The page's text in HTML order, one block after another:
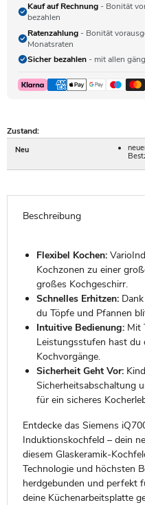
Kauf auf Rechnung - Bonität
bezahlen
Ratenzahlung - Bonität
Monatsraten
Sicher bezahlen - mit allen
Zustand:
Neu
Beschreibung
Flexibel Kochen:
Kochzonen zu einer
großes Kochgeschirr.
Schnelles Erhitzen:Dank
du Töpfe und Pfannen
Intuitive Bedienung:Mit
Leistungsstufen hast du
Kochvorgänge.
Sicherheit Geht Vor:
Sicherheitsabschaltung
für ein sicheres
Entdecke das Siemens
Induktionskochfeld – dein
diesem Glaskeramik-
Technologie und höchsten
herdgebunden und perfekt
deine Küchenarbeitsplatte